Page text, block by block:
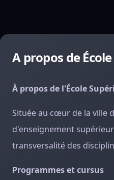
A propos de
À propos de l'École
Située au cœur de la ville
d'enseignement
transversalité des
Programmes et cursus